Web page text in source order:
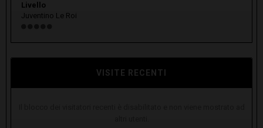
Livello
Juventino Le Roi
VISITE RECENTI